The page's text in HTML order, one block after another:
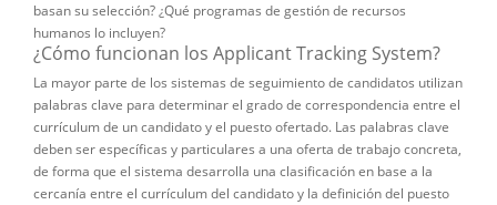
basan su selección? ¿Qué programas de gestión de recursos
humanos lo incluyen?
¿Cómo funcionan los Applicant Tracking System?
La mayor parte de los sistemas de seguimiento de candidatos utilizan
palabras clave para determinar el grado de correspondencia entre el
currículum de un candidato y el puesto ofertado. Las palabras clave
deben ser específicas y particulares a una oferta de trabajo concreta,
de forma que el sistema desarrolla una clasificación en base a la
cercanía entre el currículum del candidato y la definición del puesto